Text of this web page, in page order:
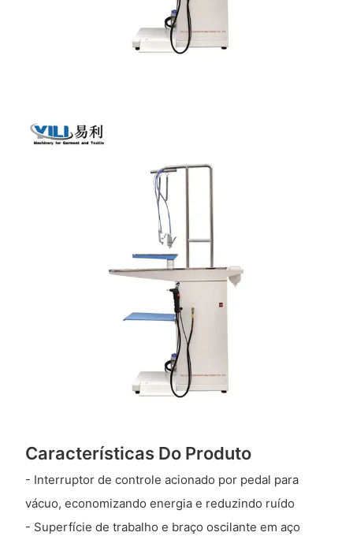
Características Do Produto
- Interruptor de controle acionado por pedal para
vácuo, economizando energia e reduzindo ruído
- Superfície de trabalho e braço oscilante em aço